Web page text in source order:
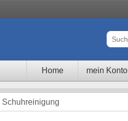
Home mein Konto
Schuhreinigung